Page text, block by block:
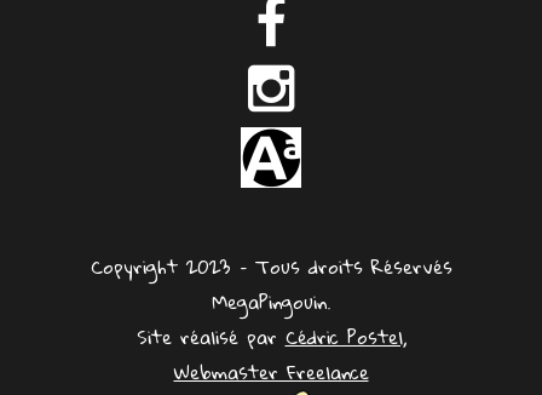
Copyright 2023 – Tous droits Réservés
MegaPingouin.
Site réalisé parCédric Postel,
Webmaster Freelance